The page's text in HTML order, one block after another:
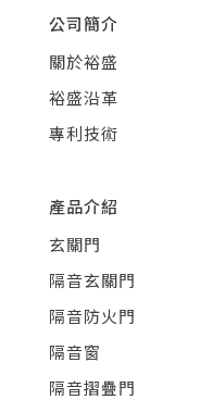
公司簡介
關於裕盛
裕盛沿革
專利技術
產品介紹
玄關門
隔音玄關門
隔音防火門
隔音窗
隔音摺疊門